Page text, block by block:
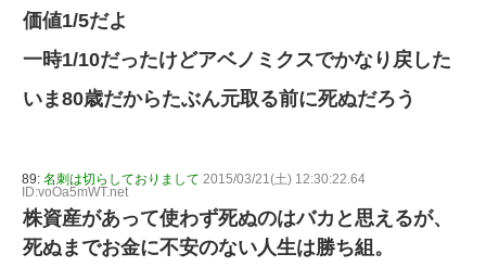
価値1/5だよ
一時1/10だったけどアベノミクスでかなり戻した
いま80歳だからたぶん元取る前に死ぬだろう
89: 名刺は切らしておりまして 2015/03/21(土) 12:30:22.64
ID:voOa5mWT.net
株資産があって使わず死ぬのはバカと思えるが、
死ぬまでお金に不安のない人生は勝ち組。